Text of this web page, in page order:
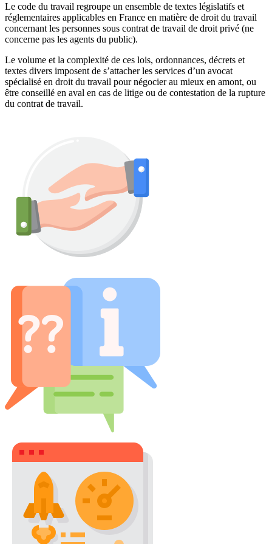
Le code du travail regroupe un ensemble de textes législatifs et
réglementaires applicables en France en matière de droit du travail
concernant les personnes sous contrat de travail de droit privé (ne
concerne pas les agents du public).
Le volume et la complexité de ces lois, ordonnances, décrets et
textes divers imposent de s’attacher les services d’un avocat
spécialisé en droit du travail pour négocier au mieux en amont, ou
être conseillé en aval en cas de litige ou de contestation de la rupture
du contrat de travail.